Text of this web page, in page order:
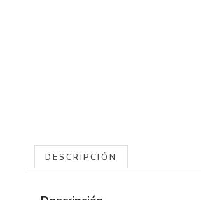
DESCRIPCIÓN